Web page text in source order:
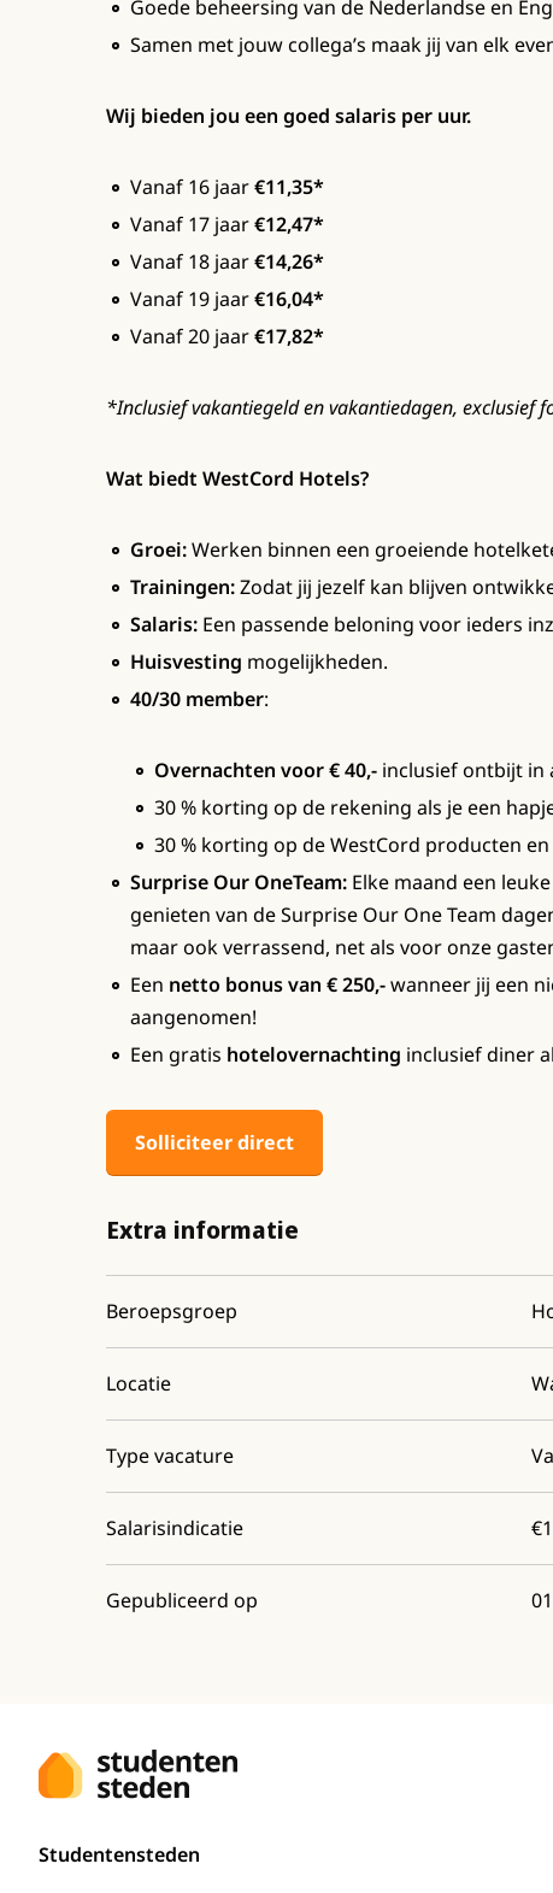
Goede beheersing van de Nederlandse en
Samen met jouw collega’s maak jij van elk
Wij bieden jou een goed salaris per uur.
Vanaf 16 jaar€11,35*
Vanaf 17 jaar€12,47*
Vanaf 18 jaar€14,26*
Vanaf 19 jaar€16,04*
Vanaf 20 jaar€17,82*
*Inclusief vakantiegeld en vakantiedagen, exclusief
Wat biedt WestCord Hotels?
Groei:Werken binnen een groeiende
Trainingen:Zodat jij jezelf kan blijven
Salaris: Een passende beloning voor ieders
Huisvesting mogelijkheden.
40/30 member:
Overnachten voor € 40,- inclusief ontbijt in
30 % korting op de rekening als je een
30 % korting op de WestCord producten
Surprise Our OneTeam: Elke maand een
genieten van de Surprise Our One Team
maar ook verrassend, net als voor onze
Een netto bonus van € 250,-wanneer jij een
aangenomen!
Een gratis hotelovernachting inclusief diner
Solliciteer direct
Extra informatie
Beroepsgroep
Locatie
Type vacature
Salarisindicatie
Gepubliceerd op
Studentensteden